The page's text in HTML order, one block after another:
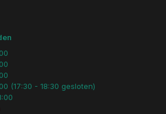
(17:30 - 18:30 gesloten)